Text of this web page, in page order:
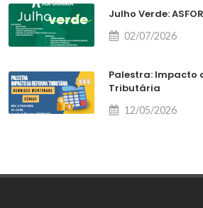
Julho Verde:
02/07/2026
Palestra: Impacto
Tributária
12/05/2026